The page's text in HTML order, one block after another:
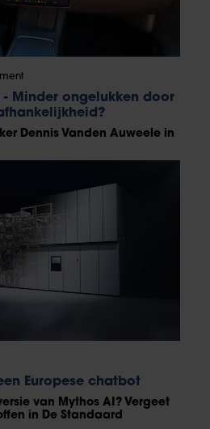
Minder ongelukken door
Dennis Vanden Auweele in
Europese chatbot
van Mythos AI? Vergeet
in De Standaard